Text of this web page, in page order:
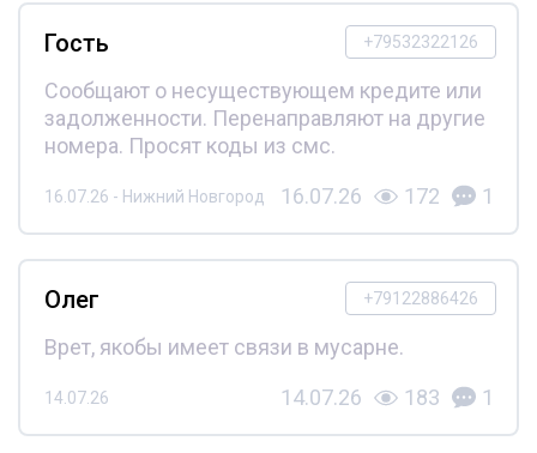
+79532322126
Гость
Сообщают о несуществующем кредите или
задолженности. Перенаправляют на другие
номера. Просят коды из смс.
16.07.26 - Нижний Новгород 16.07.26 172 1
+79122886426
Олег
Врет, якобы имеет связи в мусарне.
14.07.26 14.07.26 183 1